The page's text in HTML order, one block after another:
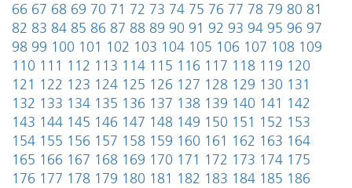
66 67 68 69 70 71 72 73 74 75 76 77 78 79 80 81
82 83 84 85 86 87 88 89 90 91 92 93 94 95 96 97
98 99 100 101 102 103 104 105 106 107 108 109
110 111 112 113 114 115 116 117 118 119 120
121 122 123 124 125 126 127 128 129 130 131
132 133 134 135 136 137 138 139 140 141 142
143 144 145 146 147 148 149 150 151 152 153
154 155 156 157 158 159 160 161 162 163 164
165 166 167 168 169 170 171 172 173 174 175
176 177 178 179 180 181 182 183 184 185 186